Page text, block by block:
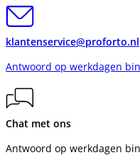
klantenservice@proforto.nl
Antwoord op werkdagen
Chat met ons
Antwoord op werkdagen